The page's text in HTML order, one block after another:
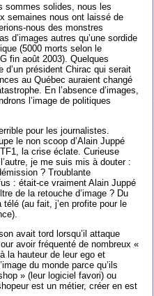
sommes solides, nous les
semaines nous ont laissé de
nous des monstres
d’images autres qu’une sordide
(5000 morts selon le
fin août 2003). Quelques
président Chirac qui serait
au Québec auraient changé
En l’absence d’images,
l’image de politiques
pour les journalistes.
le non scoop d’Alain Juppé
la crise éclate. Curieuse
je me suis mis à douter :
? Troublante
: était-ce vraiment Alain Juppé
de la retouche d’image ? Du
(au fait, j’en profite pour le
avait tord lorsqu’il attaque
avoir fréquenté de nombreux «
la hauteur de leur ego et
du monde parce qu’ils
» (leur logiciel favori) ou
est un métier, créer en est